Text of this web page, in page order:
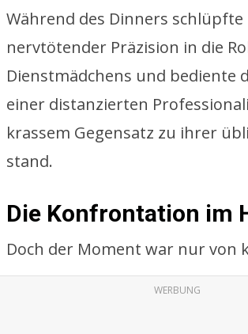
Während des Dinners schlüpfte
nervtötender Präzision in die
Dienstmädchens und bediente
einer distanzierten
krassem Gegensatz zu ihrer
stand.
Die Konfrontation im
Doch der Moment war nur von
WERBUNG